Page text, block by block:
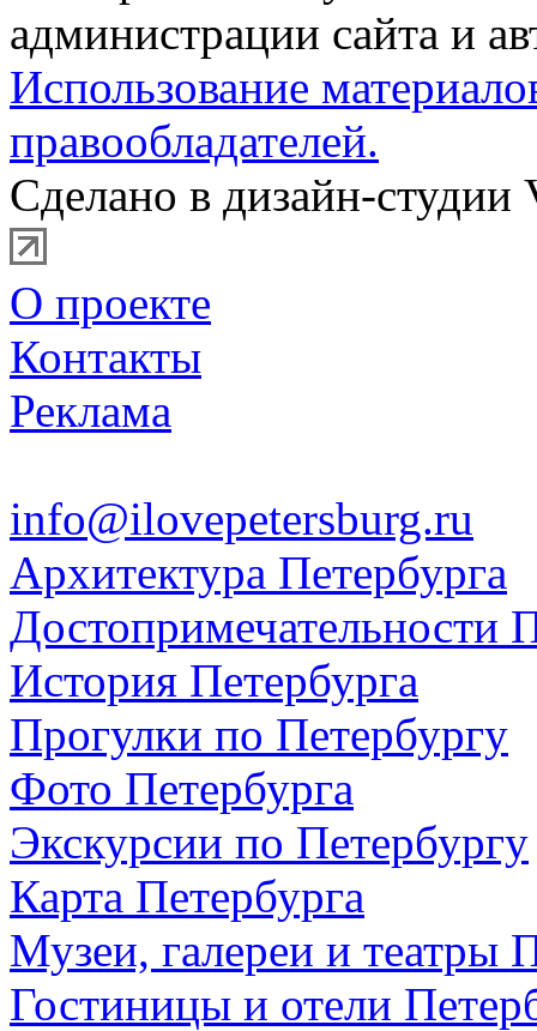
администрации сайта и
Использование
правообладателей.
Сделано в дизайн-студии
О проекте
Контакты
Реклама
info@ilovepetersburg.ru
Архитектура Петербурга
Достопримечательности
История Петербурга
Прогулки по Петербургу
Фото Петербурга
Экскурсии по Петербургу
Карта Петербурга
Музеи, галереи и театры
Гостиницы и отели